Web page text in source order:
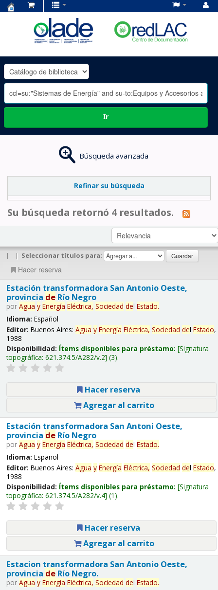
OLADE
-
Ir
Búsqueda avanzada
Refinar su búsqueda
Su búsqueda retornó 4 resultados.
| | Seleccionar títulos para:
Hacer reserva
Estación transformadora San Antonio Oeste,
provincia deRío Negro
por Agua y Energía Eléctrica, Sociedad del Estado.
Idioma: Español
Editor: Buenos Aires: Agua y Energía Eléctrica, Sociedad del Estado,
1988
Disponibilidad: Ítems disponibles para préstamo: Signatura
topográfica: 621.374.5/A282/v.2 (3).
Hacer reserva
Agregar al carrito
Estación transformadora San Antoni Oeste,
provincia deRío Negro
por Agua y Energía Eléctrica, Sociedad del Estado.
Idioma: Español
Editor: Buenos Aires: Agua y Energía Eléctrica, Sociedad del Estado,
1988
Disponibilidad: Ítems disponibles para préstamo: Signatura
topográfica: 621.374.5/A282/v.4 (1).
Hacer reserva
Agregar al carrito
Estacion transformadora San Antonio Oeste,
provincia deRío Negro.
por Agua y Energía Eléctrica, Sociedad del Estado.